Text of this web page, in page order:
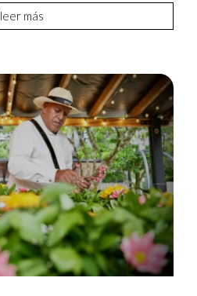
leer más